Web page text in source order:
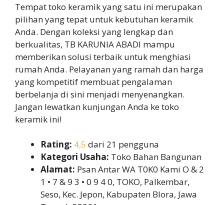
Tempat toko keramik yang satu ini merupakan
pilihan yang tepat untuk kebutuhan keramik
Anda. Dengan koleksi yang lengkap dan
berkualitas, TB KARUNIA ABADI mampu
memberikan solusi terbaik untuk menghiasi
rumah Anda. Pelayanan yang ramah dan harga
yang kompetitif membuat pengalaman
berbelanja di sini menjadi menyenangkan.
Jangan lewatkan kunjungan Anda ke toko
keramik ini!
Rating: 4,5 dari 21 pengguna
Kategori Usaha: Toko Bahan Bangunan
Alamat: Psan Antar WA T0K0 Kami O & 2
1 • 7 & 9 3 • 0 9 4 0, TOKO, Palkembar,
Seso, Kec. Jepon, Kabupaten Blora, Jawa